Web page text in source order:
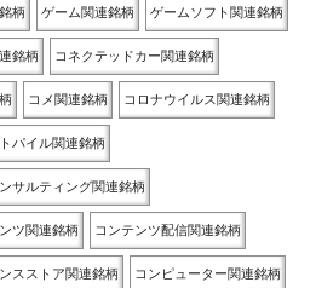
柄 ゲーム関連銘柄 ゲームソフト関連銘柄
銘柄 コネクテッドカー関連銘柄
コメ関連銘柄 コロナウイルス関連銘柄
パイル関連銘柄
サルティング関連銘柄
ツ関連銘柄 コンテンツ配信関連銘柄
スストア関連銘柄 コンピューター関連銘柄